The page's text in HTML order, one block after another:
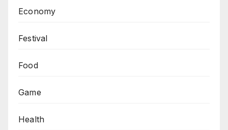
Economy
Festival
Food
Game
Health